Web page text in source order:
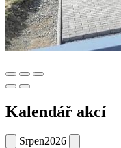
Kalendář akcí
Srpen2026